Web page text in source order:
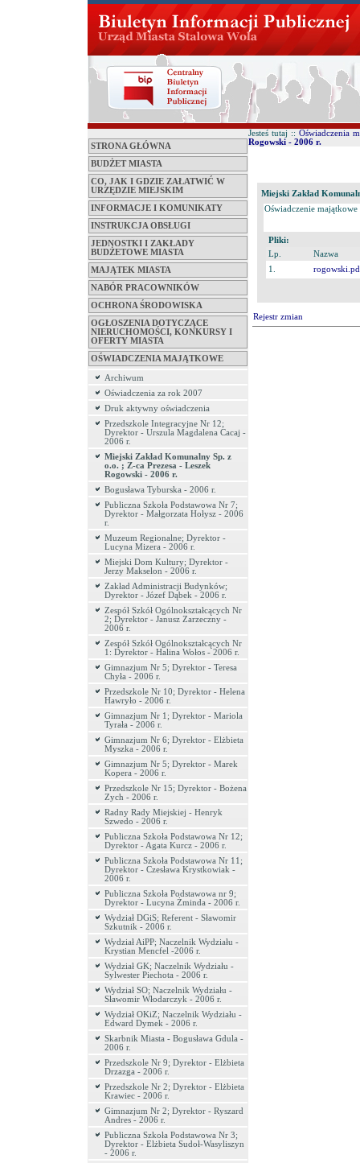
STRONA GŁÓWNA
BUDŻET MIASTA
CO, JAK I GDZIE ZAŁATWIĆ W
URZĘDZIE MIEJSKIM
INFORMACJE I KOMUNIKATY
INSTRUKCJA OBSŁUGI
JEDNOSTKI I ZAKŁADY
BUDŻETOWE MIASTA
MAJĄTEK MIASTA
NABÓR PRACOWNIKÓW
OCHRONA ŚRODOWISKA
OGŁOSZENIA DOTYCZĄCE
NIERUCHOMOŚCI, KONKURSY I
OFERTY MIASTA
OŚWIADCZENIA MAJĄTKOWE
Archiwum
Oświadczenia za rok 2007
Druk aktywny oświadczenia
Przedszkole Integracyjne Nr 12;
Dyrektor - Urszula Magdalena Cacaj -
2006 r.
Miejski Zakład Komunalny Sp. z
o.o. ; Z-ca Prezesa - Leszek
Rogowski - 2006 r.
Bogusława Tyburska - 2006 r.
Publiczna Szkoła Podstawowa Nr 7;
Dyrektor - Małgorzata Hołysz - 2006
r.
Muzeum Regionalne; Dyrektor -
Lucyna Mizera - 2006 r.
Miejski Dom Kultury; Dyrektor -
Jerzy Makselon - 2006 r.
Zakład Administracji Budynków;
Dyrektor - Józef Dąbek - 2006 r.
Zespół Szkół Ogólnokształcących Nr
2; Dyrektor - Janusz Zarzeczny -
2006 r.
Zespół Szkół Ogólnokształcących Nr
1: Dyrektor - Halina Wołos - 2006 r.
Gimnazjum Nr 5; Dyrektor - Teresa
Chyła - 2006 r.
Przedszkole Nr 10; Dyrektor - Helena
Hawryło - 2006 r.
Gimnazjum Nr 1; Dyrektor - Mariola
Tyrała - 2006 r.
Gimnazjum Nr 6; Dyrektor - Elżbieta
Myszka - 2006 r.
Gimnazjum Nr 5; Dyrektor - Marek
Kopera - 2006 r.
Przedszkole Nr 15; Dyrektor - Bożena
Zych - 2006 r.
Radny Rady Miejskiej - Henryk
Szwedo - 2006 r.
Publiczna Szkoła Podstawowa Nr 12;
Dyrektor - Agata Kurcz - 2006 r.
Publiczna Szkoła Podstawowa Nr 11;
Dyrektor - Czesława Krystkowiak -
2006 r.
Publiczna Szkoła Podstawowa nr 9;
Dyrektor - Lucyna Żminda - 2006 r.
Wydział DGiS; Referent - Sławomir
Szkutnik - 2006 r.
Wydział AiPP; Naczelnik Wydziału -
Krystian Mencfel -2006 r.
Wydział GK; Naczelnik Wydziału -
Sylwester Piechota - 2006 r.
Wydział SO; Naczelnik Wydziału -
Sławomir Włodarczyk - 2006 r.
Wydział OKiZ; Naczelnik Wydziału -
Edward Dymek - 2006 r.
Skarbnik Miasta - Bogusława Gdula -
2006 r.
Przedszkole Nr 9; Dyrektor - Elżbieta
Drzazga - 2006 r.
Przedszkole Nr 2; Dyrektor - Elżbieta
Krawiec - 2006 r.
Gimnazjum Nr 2; Dyrektor - Ryszard
Andres - 2006 r.
Publiczna Szkoła Podstawowa Nr 3;
Dyrektor - Elżbieta Sudoł-Wasyliszyn
- 2006 r.
Jesteś tutaj ::Oświadczenia
Rogowski - 2006 r.
Miejski Zakład
Oświadczenie
Pliki:
Lp.
Nazwa
1.
Rejestr zmian